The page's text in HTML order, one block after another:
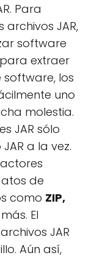
Para
JAR,
software
extraer
software, los
uno
molestia.
JAR sólo
a la vez.
de
como ZIP,
El
JAR
Aún así,